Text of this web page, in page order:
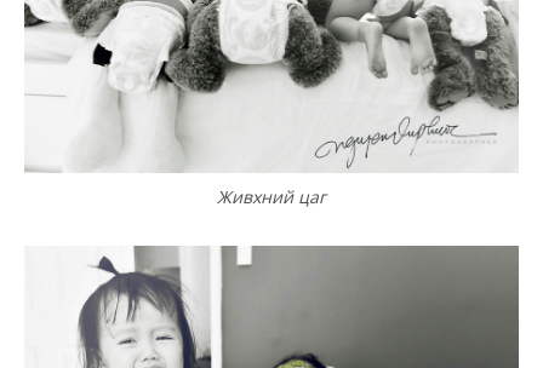
Живхний цаг